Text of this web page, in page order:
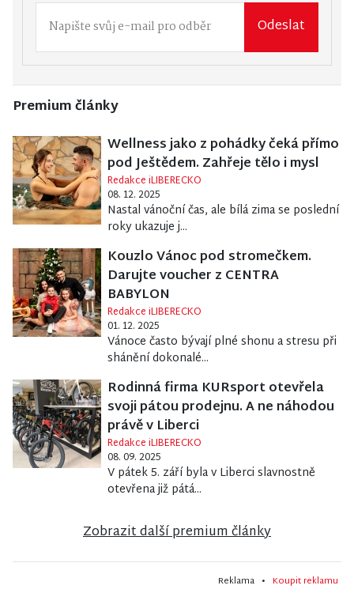
Odeslat
Premium články
Wellness jako z pohádky čeká přímo
pod Ještědem. Zahřeje tělo i mysl
Redakce iLIBERECKO
08. 12. 2025
Nastal vánoční čas, ale bílá zima se poslední
roky ukazuje j...
Kouzlo Vánoc pod stromečkem.
Darujte voucher z CENTRA
BABYLON
Redakce iLIBERECKO
01. 12. 2025
Vánoce často bývají plné shonu a stresu při
shánění dokonalé...
Rodinná firma KURsport otevřela
svoji pátou prodejnu. A ne náhodou
právě v Liberci
Redakce iLIBERECKO
08. 09. 2025
V pátek 5. září byla v Liberci slavnostně
otevřena již pátá...
Zobrazit další premium články
Reklama • Koupit reklamu